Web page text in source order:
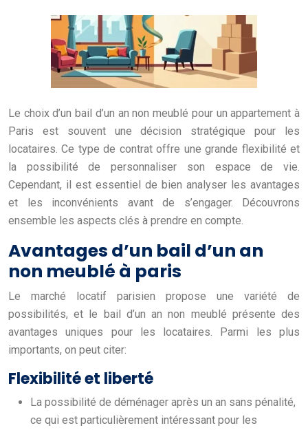
Le choix d’un bail d’un an non meublé pour un appartement à
Paris est souvent une décision stratégique pour les
locataires. Ce type de contrat offre une grande flexibilité et
la possibilité de personnaliser son espace de vie.
Cependant, il est essentiel de bien analyser les avantages
et les inconvénients avant de s’engager. Découvrons
ensemble les aspects clés à prendre en compte.
Avantages d’un bail d’un an
non meublé à paris
Le marché locatif parisien propose une variété de
possibilités, et le bail d’un an non meublé présente des
avantages uniques pour les locataires. Parmi les plus
importants, on peut citer:
Flexibilité et liberté
La possibilité de déménager après un an sans pénalité,
ce qui est particulièrement intéressant pour les